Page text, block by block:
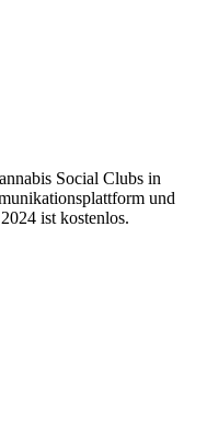
Social Clubs in
und
ist kostenlos.